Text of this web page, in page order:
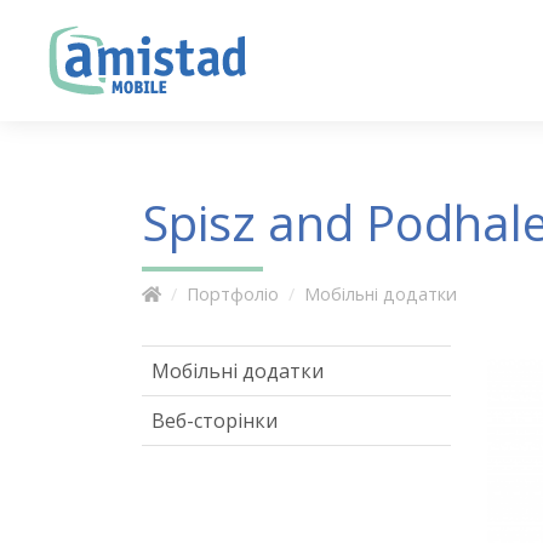
Spisz and
Портфоліо Мобільні додатки
Мобільні додатки
Веб-сторінки